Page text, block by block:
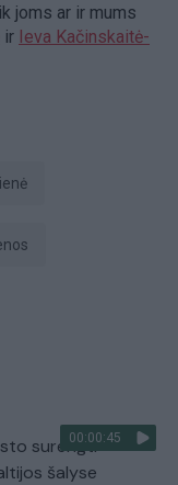
joms ar ir mums
ir Ieva Kačinskaitė-
00:00:45
surengti
šalyse